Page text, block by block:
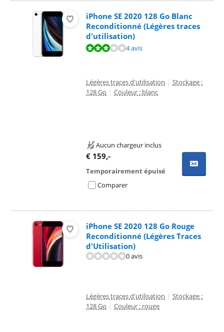
iPhone SE 2020 128 Go Blanc
Reconditionné (Légères traces
d'utilisation)
La note est de 6,1 sur 10, basée sur 4 avis.4 avis
Légères traces d'utilisation | Stockage :
128 Go | Couleur : blanc
Aucun chargeur inclus
€ 159,-
Temporairement épuisé
Comparer
iPhone SE 2020 128 Go Rouge
Reconditionné (Légères Traces
d'Utilisation)
0 avis
Légères traces d'utilisation | Stockage :
128 Go | Couleur : rouge